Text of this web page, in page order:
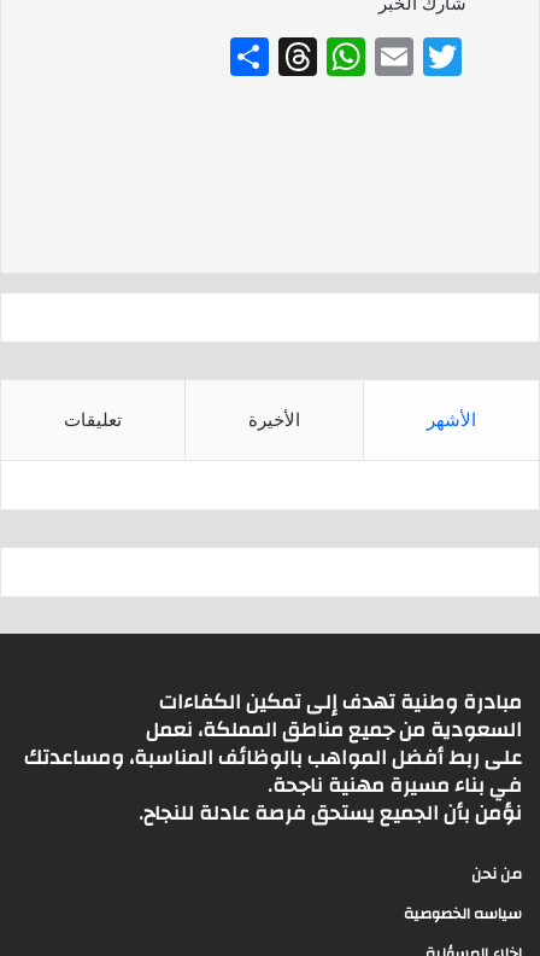
T
E
W
p
T
الأشهر الأخيرة تعليقات
مبادرة وطنية تهدف إلى تمكين الكفاءات
السعودية من جميع مناطق المملكة، نعمل
على ربط أفضل المواهب بالوظائف المناسبة، ومساعدتك
في بناء مسيرة مهنية ناجحة.
نؤمن بأن الجميع يستحق فرصة عادلة للنجاح.
من نحن
سياسه الخصوصية